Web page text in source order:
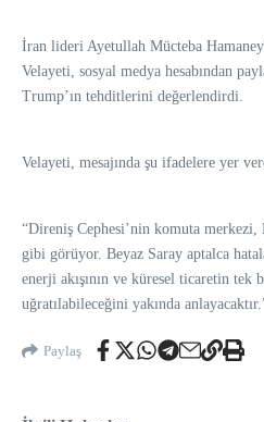
İran lideri Ayetullah Mücteba
Velayeti, sosyal medya hesabından
Trump’ın tehditlerini değerlendirdi.
Velayeti, mesajında şu ifadelere yer
“Direniş Cephesi’nin komuta merkezi,
gibi görüyor. Beyaz Saray aptalca
enerji akışının ve küresel ticaretin tek
uğratılabileceğini yakında
Paylaş